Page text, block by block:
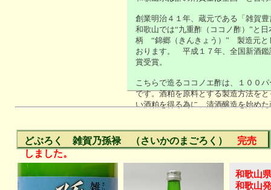
創業明治４１年、蔵元である「雑賀
和歌山では“九重酢（ココノ酢）”と
柄 “錦郷（きんきょう）” 製造元と
おります。 平成１７年、全国新酒鑑
賞受賞。
こちらで造るココノエ酢は、１００
です。酒粕を原料とする製造方法を
い酒粕を得る為に、清酒醸造を始め
どぶろく 雑賀乃孫禄 （さいかのまごろく） 完売
しました。
和歌山
和歌山